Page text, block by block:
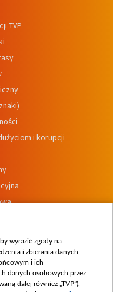
TVP
i korupcji
wyrazić zgody na
i zbierania danych,
i ich
danych osobowych przez
dalej również „TVP”),